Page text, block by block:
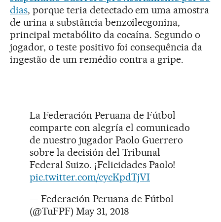
dias, porque teria detectado em uma amostra
de urina a substância benzoilecgonina,
principal metabólito da cocaína. Segundo o
jogador, o teste positivo foi consequência da
ingestão de um remédio contra a gripe.
La Federación Peruana de Fútbol
comparte con alegría el comunicado
de nuestro jugador Paolo Guerrero
sobre la decisión del Tribunal
Federal Suizo. ¡Felicidades Paolo!
pic.twitter.com/cycKpdTjVI
— Federación Peruana de Fútbol
(@TuFPF) May 31, 2018